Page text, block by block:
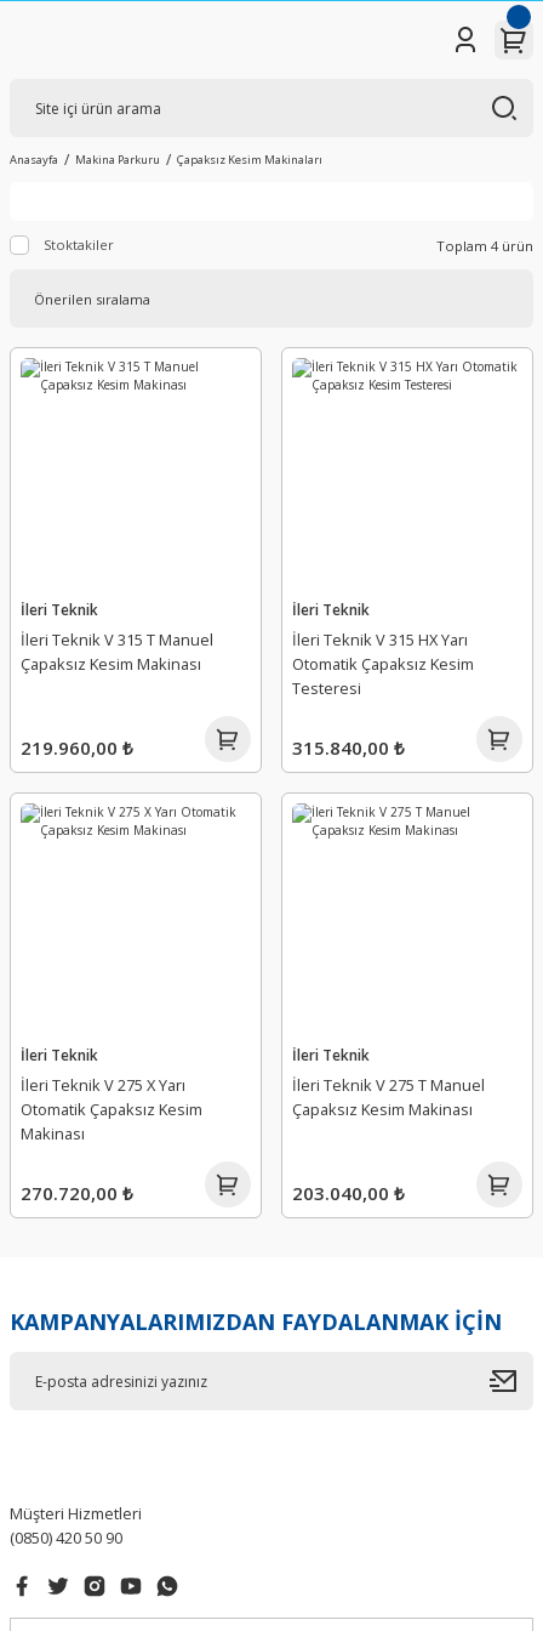
Anasayfa Makina Parkuru Çapaksız Kesim Makinaları
Stoktakiler Toplam 4 ürün
İleri Teknik
İleri Teknik V 315 T Manuel
Çapaksız Kesim Makinası
219.960,00 ₺
İleri Teknik
İleri Teknik V 315 HX Yarı
Otomatik Çapaksız Kesim
Testeresi
315.840,00 ₺
İleri Teknik
İleri Teknik V 275 X Yarı
Otomatik Çapaksız Kesim
Makinası
270.720,00 ₺
İleri Teknik
İleri Teknik V 275 T Manuel
Çapaksız Kesim Makinası
203.040,00 ₺
KAMPANYALARIMIZDAN FAYDALANMAK İÇİN
Müşteri Hizmetleri
(0850) 420 50 90